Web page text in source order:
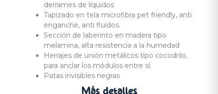
derrames de líquidos
Tapizado en tela microfibra pet friendly, anti
enganche, anti fluidos.
Sección de laberinto en madera tipo
melamina, alta resistencia a la humedad
Herrajes de unión metálicos tipo cocodrilo,
para anclar los módulos entre sí.
Patas invisibles negras
Más detalles